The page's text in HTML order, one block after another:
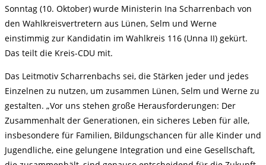
Sonntag (10. Oktober) wurde Ministerin Ina Scharrenbach von
den Wahlkreisvertretern aus Lünen, Selm und Werne
einstimmig zur Kandidatin im Wahlkreis 116 (Unna II) gekürt.
Das teilt die Kreis-CDU mit.
Das Leitmotiv Scharrenbachs sei, die Stärken jeder und jedes
Einzelnen zu nutzen, um zusammen Lünen, Selm und Werne zu
gestalten. „Vor uns stehen große Herausforderungen: Der
Zusammenhalt der Generationen, ein sicheres Leben für alle,
insbesondere für Familien, Bildungschancen für alle Kinder und
Jugendliche, eine gelungene Integration und eine Gesellschaft,